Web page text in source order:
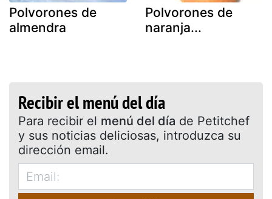
Polvorones de
almendra
Polvorones de
naranja...
Recibir el menú del día
Para recibir el menú del día de Petitchef
y sus noticias deliciosas, introduzca su
dirección email.